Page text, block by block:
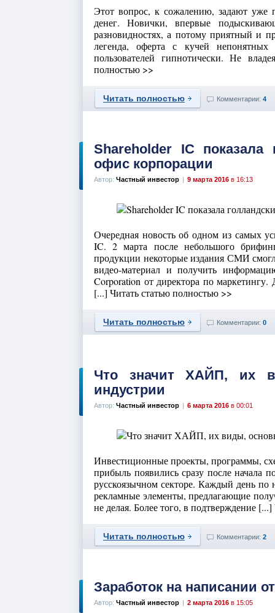
Этот вопрос, к сожалению, задают уже
денег. Новички, впервые
разновидностях, а потому приятный и
легенда, оферта с кучей
пользователей гипнотически. Не
полностью >>
Читать полностью Комментарии: 4
Shareholder IC
офис корпорации
Автор: Частный инвестор | 9 марта 2016 в 16:13
Очередная новость об одном из самых
IC. 2 марта после небольшого
продукции некоторые издания СМИ
видео-материал и получить
Corporation от директора по
[...] Читать статью полностью >>
Читать полностью Комментарии: 0
Что значит ХАЙП, их
индустрии
Автор: Частный инвестор | 6 марта 2016 в 00:01
Инвестиционные проекты, программы,
прибыль появились сразу после начала
русскоязычном секторе. Каждый день по
рекламные элементы, предлагающие
не делая. Более того, в подтверждение
Читать полностью Комментарии: 2
Заработок на написании
Автор: Частный инвестор | 2 марта 2016 в 15:05